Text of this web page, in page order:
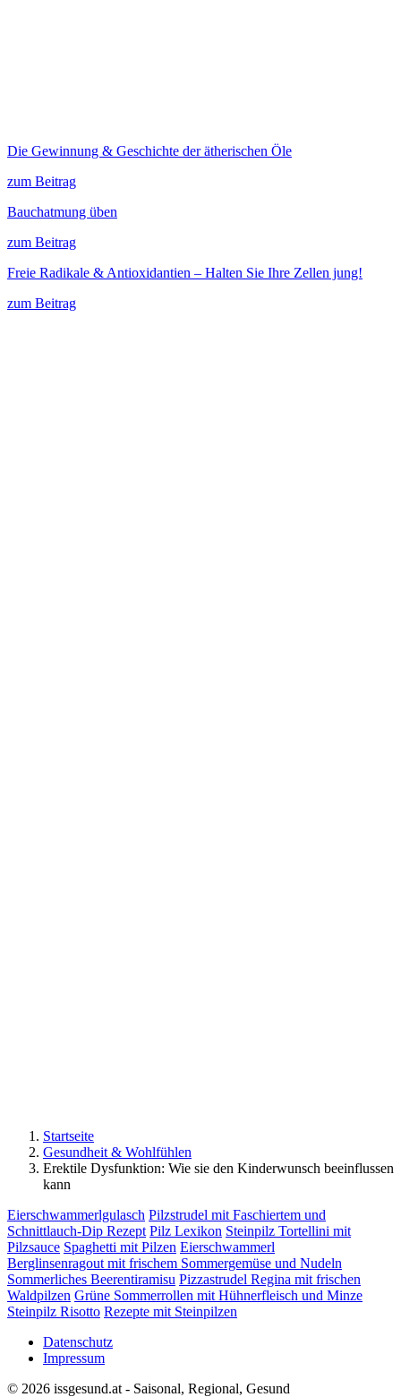
Die Gewinnung & Geschichte der ätherischen Öle
zum Beitrag
Bauchatmung üben
zum Beitrag
Freie Radikale & Antioxidantien – Halten Sie Ihre Zellen jung!
zum Beitrag
Startseite
Gesundheit & Wohlfühlen
Erektile Dysfunktion: Wie sie den Kinderwunsch beeinflussen
kann
Eierschwammerlgulasch Pilzstrudel mit Faschiertem und
Schnittlauch-Dip Rezept Pilz Lexikon Steinpilz Tortellini mit
Pilzsauce Spaghetti mit Pilzen Eierschwammerl
Berglinsenragout mit frischem Sommergemüse und Nudeln
Sommerliches Beerentiramisu Pizzastrudel Regina mit frischen
Waldpilzen Grüne Sommerrollen mit Hühnerfleisch und Minze
Steinpilz Risotto Rezepte mit Steinpilzen
Datenschutz
Impressum
© 2026 issgesund.at - Saisonal, Regional, Gesund